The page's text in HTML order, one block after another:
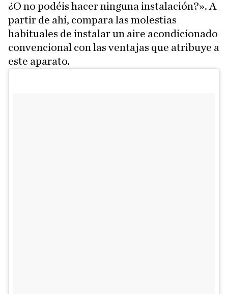
¿O no podéis hacer ninguna instalación?». A
partir de ahí, compara las molestias
habituales de instalar un aire acondicionado
convencional con las ventajas que atribuye a
este aparato.